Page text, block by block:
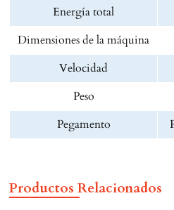
Energía total
Dimensiones de la máquina
Velocidad
Peso
Pegamento
Productos Relacionados